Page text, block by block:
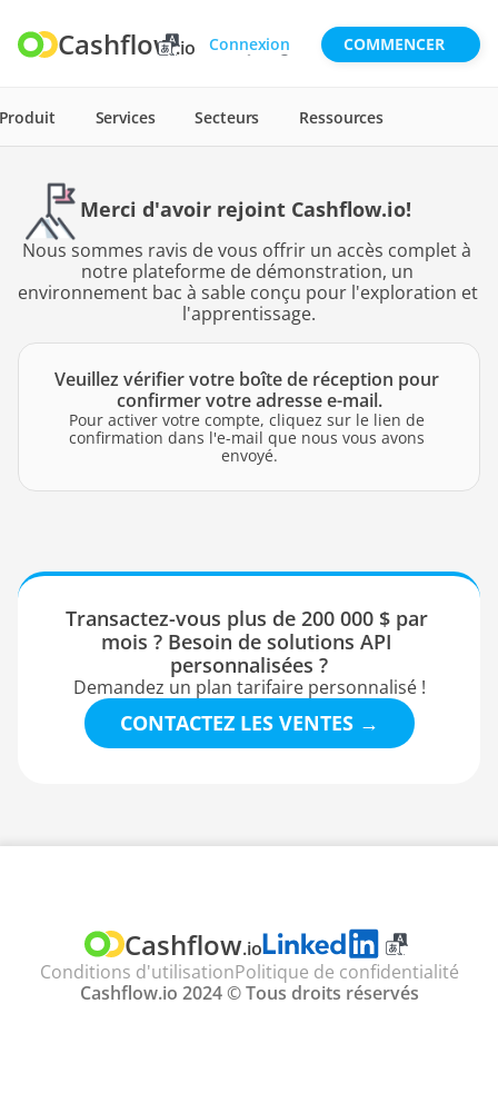
Cashflow.io
CONTACTEZ LES VENTES
Services Secteurs Ressources
Connexion COMMENCER
Merci d'avoir rejoint Cashflow.io!
Nous sommes ravis de vous offrir un accès complet à
notre plateforme de démonstration, un
environnement bac à sable conçu pour l'exploration et
l'apprentissage.
Veuillez vérifier votre boîte de réception pour
confirmer votre adresse e-mail.
Pour activer votre compte, cliquez sur le lien de
confirmation dans l'e-mail que nous vous avons
envoyé.
Transactez-vous plus de 200 000 $ par
mois ? Besoin de solutions API
personnalisées ?
Demandez un plan tarifaire personnalisé !
CONTACTEZ LES VENTES →
Cashflow.io
TRADUIRE
Select Language
Conditions d'utilisationPolitique de confidentialité
Cashflow.io 2024 © Tous droits réservés